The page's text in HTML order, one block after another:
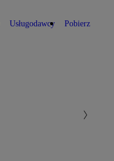
Usługodawcy Pobierz